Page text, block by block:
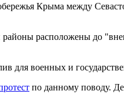
Крыма между
расположены до
для военных и
по данному поводу.